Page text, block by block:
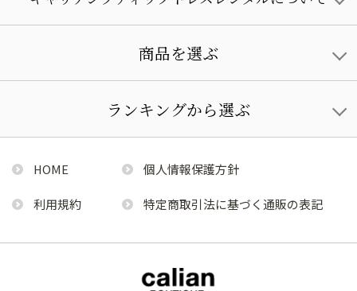
商品を選ぶ
ランキングから選ぶ
HOME 個人情報保護方針
利用規約 特定商取引法に基づく通販の表記